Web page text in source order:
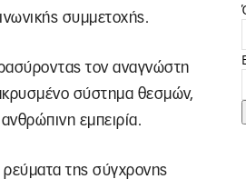
συμμετοχής.
τον αναγνώστη
σύστημα θεσμών,
εμπειρία.
της σύγχρονης